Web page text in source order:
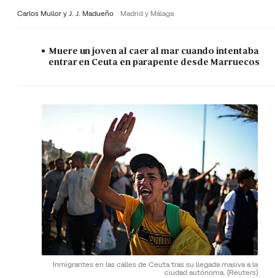
Carlos Mullor y J. J. Madueño Madrid y Málaga
Muere un joven al caer al mar cuando intentaba
entrar en Ceuta en parapente desde Marruecos
Inmigrantes en las calles de Ceuta tras su llegada masiva a la
ciudad autónoma. (Reuters)